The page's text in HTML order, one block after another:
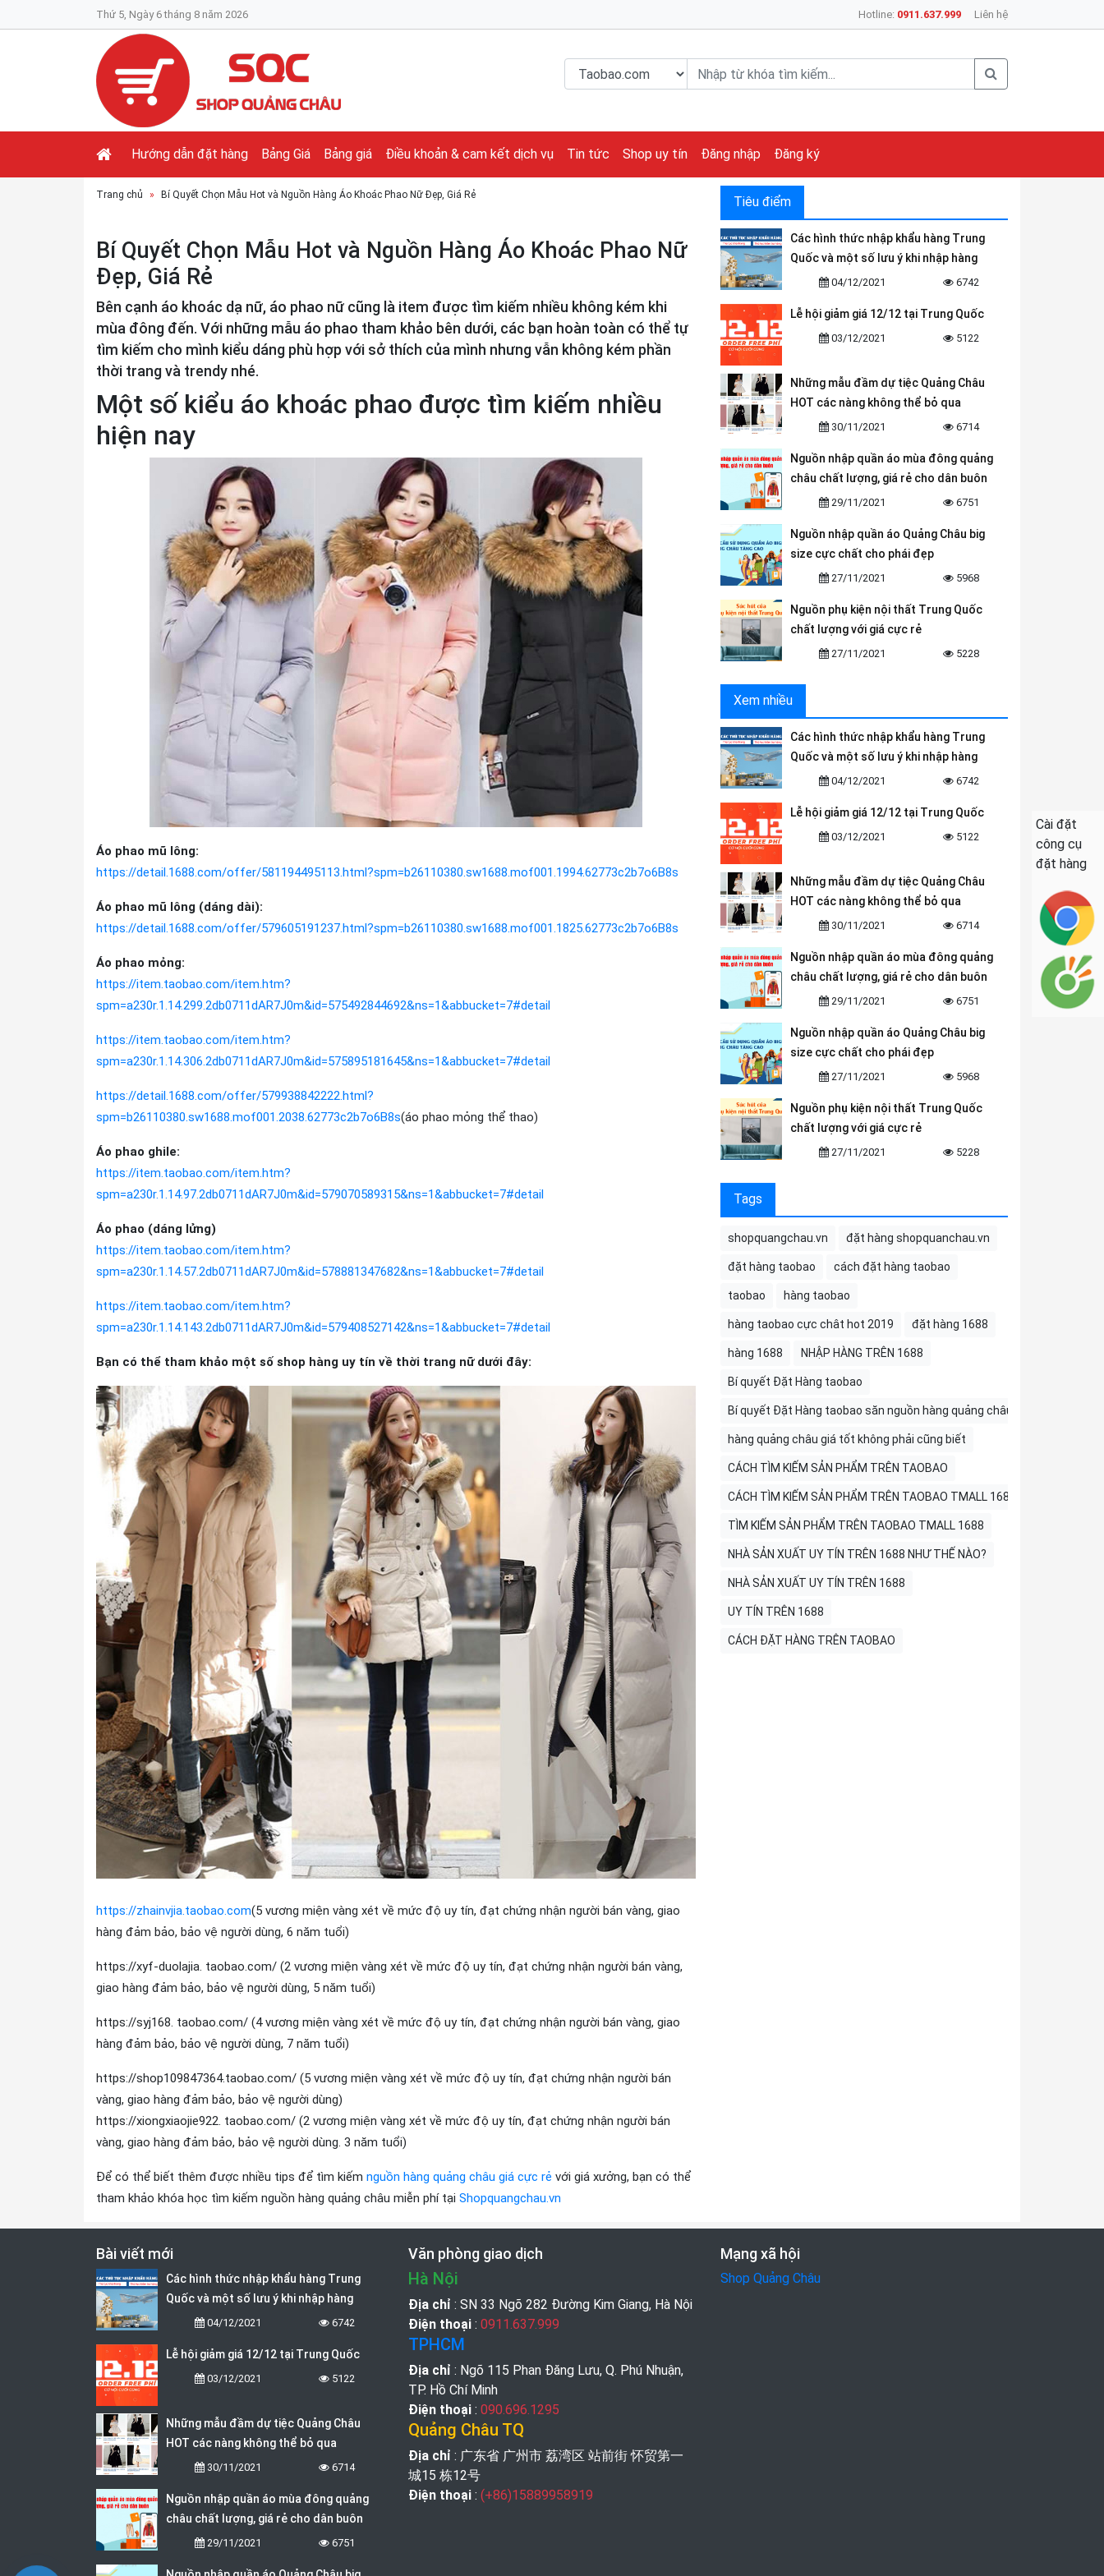
Thứ 5, Ngày 6 tháng 8 năm 2026 Hotline: 0911.637.999 Liên hệ
Hướng dẫn đặt hàng Bảng Giá Bảng giá Điều khoản & cam kết dịch vụ Tin tức Shop uy tín Đăng nhập Đăng ký
Trang chủ Bí Quyết Chọn Mẫu Hot và Nguồn Hàng Áo Khoác Phao Nữ Đẹp, Giá Rẻ
Bí Quyết Chọn Mẫu Hot và Nguồn Hàng Áo Khoác Phao Nữ
Đẹp, Giá Rẻ
Bên cạnh áo khoác dạ nữ, áo phao nữ cũng là item được tìm kiếm nhiều không kém khi
mùa đông đến. Với những mẫu áo phao tham khảo bên dưới, các bạn hoàn toàn có thể tự
tìm kiếm cho mình kiểu dáng phù hợp với sở thích của mình nhưng vẫn không kém phần
thời trang và trendy nhé.
Một số kiểu áo khoác phao được tìm kiếm nhiều
hiện nay
Áo phao mũ lông:
https://detail.1688.com/offer/581194495113.html?spm=b26110380.sw1688.mof001.1994.62773c2b7o6B8s
Áo phao mũ lông (dáng dài):
https://detail.1688.com/offer/579605191237.html?spm=b26110380.sw1688.mof001.1825.62773c2b7o6B8s
Áo phao mỏng:
https://item.taobao.com/item.htm?
spm=a230r.1.14.299.2db0711dAR7J0m&id=575492844692&ns=1&abbucket=7#detail
https://item.taobao.com/item.htm?
spm=a230r.1.14.306.2db0711dAR7J0m&id=575895181645&ns=1&abbucket=7#detail
https://detail.1688.com/offer/579938842222.html?
spm=b26110380.sw1688.mof001.2038.62773c2b7o6B8s(áo phao mỏng thể thao)
Áo phao ghile:
https://item.taobao.com/item.htm?
spm=a230r.1.14.97.2db0711dAR7J0m&id=579070589315&ns=1&abbucket=7#detail
Áo phao (dáng lửng)
https://item.taobao.com/item.htm?
spm=a230r.1.14.57.2db0711dAR7J0m&id=578881347682&ns=1&abbucket=7#detail
https://item.taobao.com/item.htm?
spm=a230r.1.14.143.2db0711dAR7J0m&id=579408527142&ns=1&abbucket=7#detail
Bạn có thể tham khảo một số shop hàng uy tín về thời trang nữ dưới đây:
https://zhainvjia.taobao.com(5 vương miện vàng xét về mức độ uy tín, đạt chứng nhận người bán vàng, giao
hàng đảm bảo, bảo vệ người dùng, 6 năm tuổi)
https://xyf-duolajia. taobao.com/ (2 vương miện vàng xét về mức độ uy tín, đạt chứng nhận người bán vàng,
giao hàng đảm bảo, bảo vệ người dùng, 5 năm tuổi)
https://syj168. taobao.com/ (4 vương miện vàng xét về mức độ uy tín, đạt chứng nhận người bán vàng, giao
hàng đảm bảo, bảo vệ người dùng, 7 năm tuổi)
https://shop109847364.taobao.com/ (5 vương miện vàng xét về mức độ uy tín, đạt chứng nhận người bán
vàng, giao hàng đảm bảo, bảo vệ người dùng)
https://xiongxiaojie922. taobao.com/ (2 vương miện vàng xét về mức độ uy tín, đạt chứng nhận người bán
vàng, giao hàng đảm bảo, bảo vệ người dùng. 3 năm tuổi)
Để có thể biết thêm được nhiều tips để tìm kiếm nguồn hàng quảng châu giá cực rẻ với giá xưởng, bạn có thể
tham khảo khóa học tìm kiếm nguồn hàng quảng châu miễn phí tại Shopquangchau.vn
Tiêu điểm
Các hình thức nhập khẩu hàng Trung
Quốc và một số lưu ý khi nhập hàng
04/12/2021 6742
Lễ hội giảm giá 12/12 tại Trung Quốc
03/12/2021 5122
Những mẫu đầm dự tiệc Quảng Châu
HOT các nàng không thể bỏ qua
30/11/2021 6714
Nguồn nhập quần áo mùa đông quảng
châu chất lượng, giá rẻ cho dân buôn
29/11/2021 6751
Nguồn nhập quần áo Quảng Châu big
size cực chất cho phái đẹp
27/11/2021 5968
Nguồn phụ kiện nội thất Trung Quốc
chất lượng với giá cực rẻ
27/11/2021 5228
Xem nhiều
Các hình thức nhập khẩu hàng Trung
Quốc và một số lưu ý khi nhập hàng
04/12/2021 6742
Lễ hội giảm giá 12/12 tại Trung Quốc
03/12/2021 5122
Những mẫu đầm dự tiệc Quảng Châu
HOT các nàng không thể bỏ qua
30/11/2021 6714
Nguồn nhập quần áo mùa đông quảng
châu chất lượng, giá rẻ cho dân buôn
29/11/2021 6751
Nguồn nhập quần áo Quảng Châu big
size cực chất cho phái đẹp
27/11/2021 5968
Nguồn phụ kiện nội thất Trung Quốc
chất lượng với giá cực rẻ
27/11/2021 5228
Tags
shopquangchau.vn đặt hàng shopquanchau.vn
đặt hàng taobao cách đặt hàng taobao
taobao hàng taobao
hàng taobao cực chât hot 2019 đặt hàng 1688
hàng 1688 NHẬP HÀNG TRÊN 1688
Bí quyết Đặt Hàng taobao
Bí quyết Đặt Hàng taobao săn nguồn hàng quảng châu
hàng quảng châu giá tốt không phải cũng biết
CÁCH TÌM KIẾM SẢN PHẨM TRÊN TAOBAO
CÁCH TÌM KIẾM SẢN PHẨM TRÊN TAOBAO TMALL 1688
TÌM KIẾM SẢN PHẨM TRÊN TAOBAO TMALL 1688
NHÀ SẢN XUẤT UY TÍN TRÊN 1688 NHƯ THẾ NÀO?
NHÀ SẢN XUẤT UY TÍN TRÊN 1688
UY TÍN TRÊN 1688
CÁCH ĐẶT HÀNG TRÊN TAOBAO
Cài đặt
công cụ
đặt hàng
Bài viết mới
Các hình thức nhập khẩu hàng Trung
Quốc và một số lưu ý khi nhập hàng
04/12/2021 6742
Lễ hội giảm giá 12/12 tại Trung Quốc
03/12/2021 5122
Những mẫu đầm dự tiệc Quảng Châu
HOT các nàng không thể bỏ qua
30/11/2021 6714
Nguồn nhập quần áo mùa đông quảng
châu chất lượng, giá rẻ cho dân buôn
29/11/2021 6751
Văn phòng giao dịch
Hà Nội
Địa chỉ : SN 33 Ngõ 282 Đường Kim Giang, Hà Nội
Điện thoại: 0911.637.999
TPHCM
Địa chỉ : Ngõ 115 Phan Đăng Lưu, Q. Phú Nhuận,
TP. Hồ Chí Minh
Điện thoại: 090.696.1295
Quảng Châu TQ
Địa chỉ : 广东省 广州市 荔湾区 站前街 怀贸第一
城15 栋12号
Điện thoại: (+86)15889958919
Mạng xã hội
Shop Quảng Châu